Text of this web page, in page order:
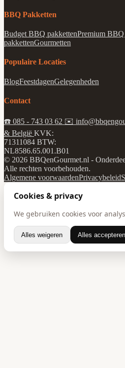
BBQ Pakketten
Budget BBQ pakkettenPremium BBQ
pakkettenGourmetten
Populaire Locaties
BlogFeestdagenGelegenheden
Contact
☎️ 085 - 743 03 62 ✉️
& België KVK:
71311084 BTW:
NL8586.65.001.B01
© 2026 BBQenGourmet.nl -
Alle rechten voorbehouden.
Algemene voorwaardenPrivacybeleid
Cookies & privacy
We gebruiken cookies voor
Alles weigeren Alles accepteren